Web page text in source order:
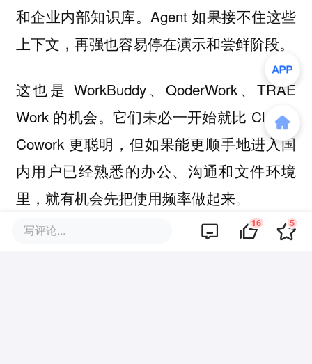
和企业内部知识库。Agent 如果接不住这些
上下文，再强也容易停在演示和尝鲜阶段。
这也是 WorkBuddy、QoderWork、TRAE
Work 的机会。它们未必一开始就比 Claude
Cowork 更聪明，但如果能更顺手地进入国
内用户已经熟悉的办公、沟通和文件环境
里，就有机会先把使用频率做起来。
另一方面，国产 Agent 普遍更愿意接入不
写评论... 16 5